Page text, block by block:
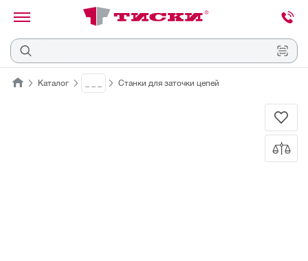
Отмена
Каталог Станки для заточки цепей